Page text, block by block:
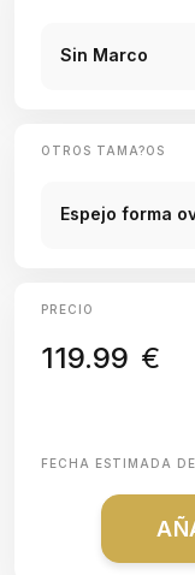
Sin Marco
OTROS TAMA?OS
Espejo forma
PRECIO
119.99 €
FECHA ESTIMADA